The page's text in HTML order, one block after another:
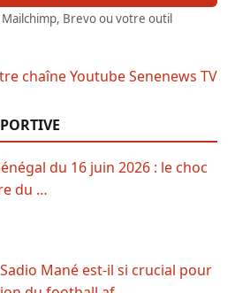
Brevo ou votre outil
du 16 juin 2026 : le choc
du …
Mané est-il si crucial pour